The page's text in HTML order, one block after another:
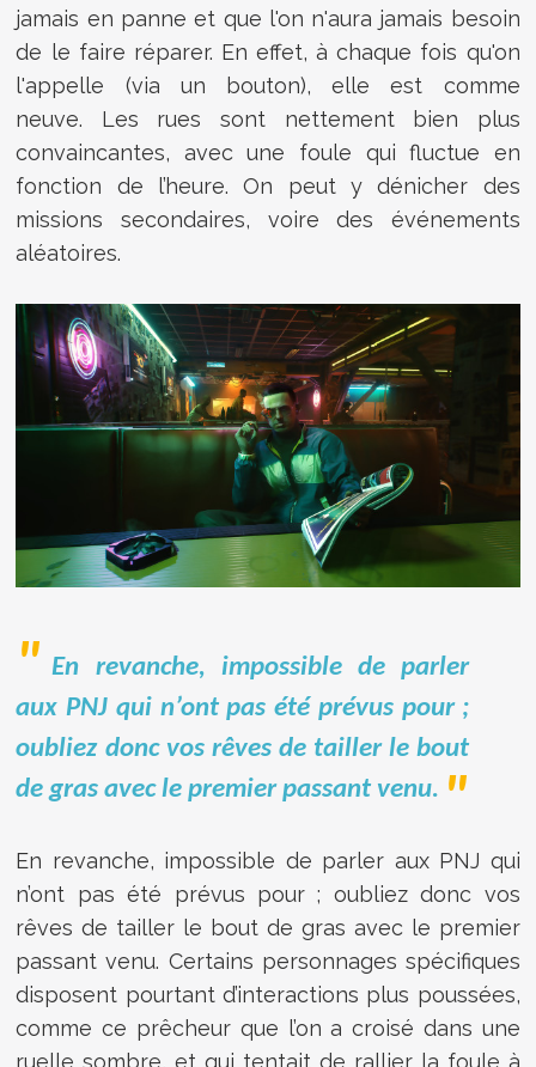
jamais en panne et que l'on n'aura jamais besoin
de le faire réparer. En effet, à chaque fois qu'on
l'appelle (via un bouton), elle est comme
neuve. Les rues sont nettement bien plus
convaincantes, avec une foule qui fluctue en
fonction de l’heure. On peut y dénicher des
missions secondaires, voire des événements
aléatoires.
En revanche, impossible de parler
aux PNJ qui n’ont pas été prévus pour ;
oubliez donc vos rêves de tailler le bout
de gras avec le premier passant venu.
En revanche, impossible de parler aux PNJ qui
n’ont pas été prévus pour ; oubliez donc vos
rêves de tailler le bout de gras avec le premier
passant venu. Certains personnages spécifiques
disposent pourtant d’interactions plus poussées,
comme ce prêcheur que l’on a croisé dans une
ruelle sombre, et qui tentait de rallier la foule à